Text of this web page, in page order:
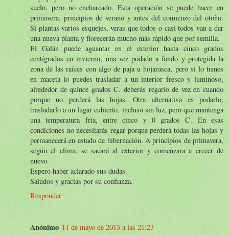
suelo, pero no encharcado. Esta operación se puede hacer en
primavera, principios de verano y antes del comienzo del otoño.
Si plantas varios esquejes, veras que todos o casi todos van a dar
una nueva planta y florecerán mucho más rápido que por semilla.
El Galán puede aguantar en el exterior hasta cinco grados
centígrados en invierno, una vez podado a fondo y protegida la
zona de las raíces con algo de paja u hojarasca, pero si lo tienes
en maceta lo puedes trasladar a un interior fresco y luminoso,
alrededor de quince grados C. deberás regarlo de vez en cuando
porque no perderá las hojas. Otra alternativa es podarlo,
trasladarlo a un lugar cubierto, incluso sin luz, pero que mantenga
una temperatura fría, entre cinco y 0 grados C. En esas
condiciones no necesitarás regar porque perderá todas las hojas y
permanecerá en estado de hibernación. A principios de primavera,
según el clima, se sacará al exterior y comenzara a crecer de
nuevo.
Espero haber aclarado sus dudas.
Saludos y gracias por su confianza.
Responder
Anónimo 11 de mayo de 2013 a las 21:23